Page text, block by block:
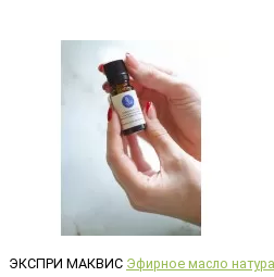
ЭКСПРИ МАКВИС Эфирное масло